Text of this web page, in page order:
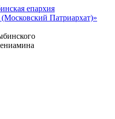
епархия
Патриархат)»